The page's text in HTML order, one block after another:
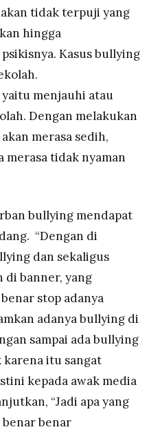
tidak terpuji yang
hingga
Kasus bullying
menjauhi atau
Dengan melakukan
merasa sedih,
tidak nyaman
bullying mendapat
“Dengan di
dan sekaligus
di banner, yang
stop adanya
adanya bullying di
sampai ada bullying
itu sangat
kepada awak media
“Jadi apa yang
benar